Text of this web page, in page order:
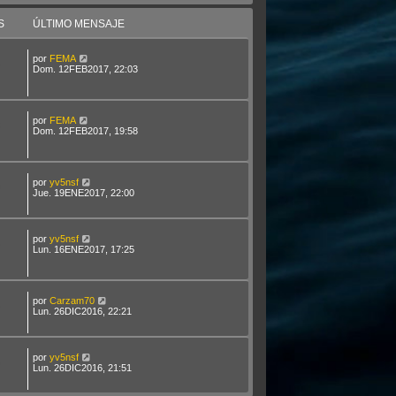
ÚLTIMO MENSAJE
por FEMA
Dom. 12FEB2017, 22:03
por FEMA
Dom. 12FEB2017, 19:58
por yv5nsf
Jue. 19ENE2017, 22:00
por yv5nsf
Lun. 16ENE2017, 17:25
por Carzam70
Lun. 26DIC2016, 22:21
por yv5nsf
Lun. 26DIC2016, 21:51